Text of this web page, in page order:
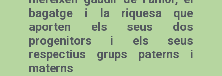
bagatge i la riquesa que
aporten els seus dos
progenitors i els seus
respectius grups paterns i
materns